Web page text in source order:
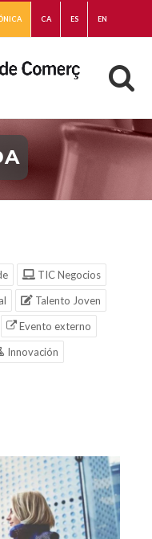
CA ES EN
TIC Negocios
Talento Joven
Evento externo
Innovación